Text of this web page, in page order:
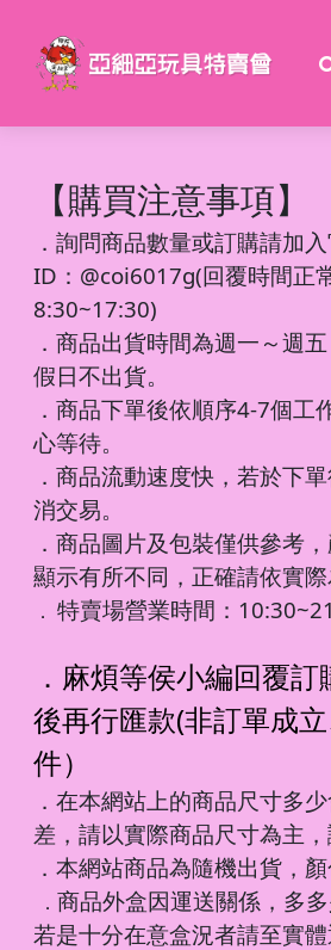
【購買注意事項】
． 詢問商品數量或訂購請加入
ID：@coi6017g(回覆時間正
8:30~17:30)
．商品出貨時間為週一～週
假日不出貨。
．商品下單後依順序4-7個工
心等待。
．商品流動速度快，若於下
消交易。
．商品圖片及包裝僅供參考
顯示有所不同，正確請依實際
． 特賣場營業時間：
．麻煩等侯小編回覆
後再行匯款(非訂單成
件）
．在本網站上的商品尺寸多
差，請以實際商品尺寸為主，
．本網站商品為隨機出貨，顏
． 商品外盒因運送關係，多
若是十分在意盒況者請至實